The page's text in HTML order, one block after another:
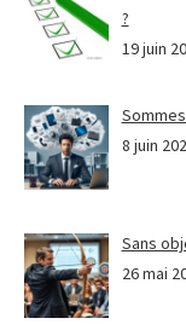
?
19 juin
8 juin
Sans
26 mai